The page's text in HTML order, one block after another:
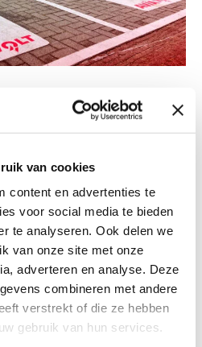
van cookies
content en advertenties te
voor social media te bieden
te analyseren. Ook delen we
van onze site met onze
adverteren en analyse. Deze
combineren met andere
verstrekt of die ze hebben
gebruik van hun services.
Hotels starten
starten landelijke uitrol
AVIA VOLT en...